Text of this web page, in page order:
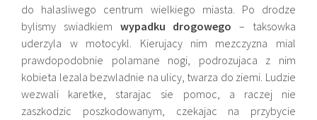
do halasliwego centrum wielkiego miasta. Po drodze
bylismy swiadkiem wypadku drogowego – taksowka
uderzyla w motocykl. Kierujacy nim mezczyzna mial
prawdopodobnie polamane nogi, podrozujaca z nim
kobieta lezala bezwladnie na ulicy, twarza do ziemi. Ludzie
wezwali karetke, starajac sie pomoc, a raczej nie
zaszkodzic poszkodowanym, czekajac na przybycie